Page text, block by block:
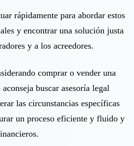
rápidamente para abordar estos
y encontrar una solución justa
y a los acreedores.
comprar o vender una
buscar asesoría legal
las circunstancias específicas
un proceso eficiente y fluido y